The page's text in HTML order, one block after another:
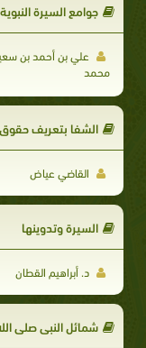
جوامع السيرة النبوية
علي بن أحمد بن
محمد
الشفا بتعريف
القاضي عياض
السيرة وتدوينها
د. أبراهيم القطان
شمائل النبى صلى